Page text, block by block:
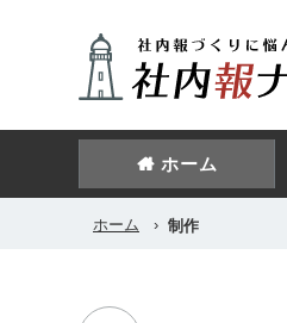
ホーム
ホーム › 制作